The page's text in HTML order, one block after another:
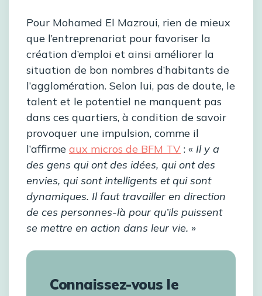
Pour Mohamed El Mazroui, rien de mieux
que l’entreprenariat pour favoriser la
création d’emploi et ainsi améliorer la
situation de bon nombres d’habitants de
l’agglomération. Selon lui, pas de doute, le
talent et le potentiel ne manquent pas
dans ces quartiers, à condition de savoir
provoquer une impulsion, comme il
l’affirme aux micros de BFM TV : « Il y a
des gens qui ont des idées, qui ont des
envies, qui sont intelligents et qui sont
dynamiques. Il faut travailler en direction
de ces personnes-là pour qu’ils puissent
se mettre en action dans leur vie. »
Connaissez-vous le